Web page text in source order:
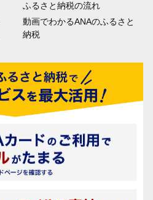
ふるさと納税の流れ
動画でわかるANAのふるさと
納税